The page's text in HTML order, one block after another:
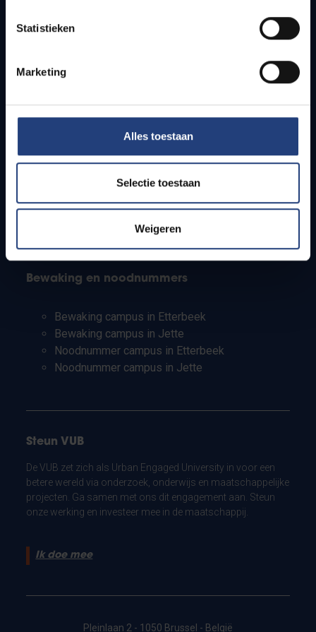
Statistieken
Marketing
Alles toestaan
Selectie toestaan
Weigeren
Bereikbaarheid
Studenten
PhD-studenten
Leerkrachten en secundaire scholen
Bewaking en noodnummers
Bewaking campus in Etterbeek
Bewaking campus in Jette
Noodnummer campus in Etterbeek
Noodnummer campus in Jette
Steun VUB
De VUB zet zich als Urban Engaged University in voor een
betere wereld via onderzoek, onderwijs en maatschappelijke
projecten. Ga samen met ons dit engagement aan. Steun
onze werking en investeer mee in de maatschappij.
Ik doe mee
Pleinlaan 2 - 1050 Brussel - België